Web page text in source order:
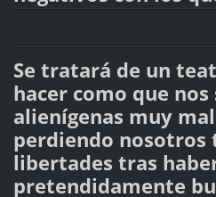
Se tratará de un
hacer como que nos
alienígenas muy
perdiendo nosotros
libertades tras
pretendidamente